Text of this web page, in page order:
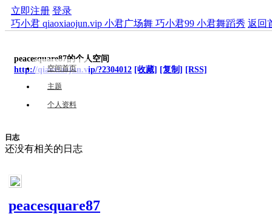
立即注册 登录
巧小君 qiaoxiaojun.vip 小君广场舞 巧小君99 小君舞蹈秀 返回
peacesquare87的个人空间
http://qiaoxiaojun.vip/?2304012 [收藏] [复制] [RSS]
空间首页
主题
个人资料
日志
还没有相关的日志
peacesquare87